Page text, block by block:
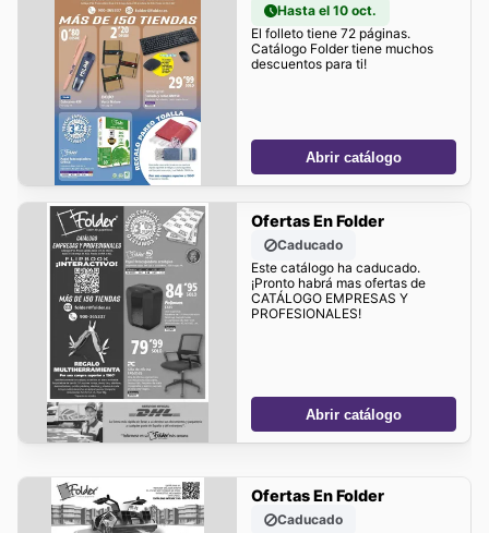
Hasta el 10 oct.
El folleto tiene 72 páginas.
Catálogo Folder tiene muchos
descuentos para ti!
Abrir catálogo
Ofertas En Folder
Caducado
Este catálogo ha caducado.
¡Pronto habrá mas ofertas de
CATÁLOGO EMPRESAS Y
PROFESIONALES!
Abrir catálogo
Ofertas En Folder
Caducado